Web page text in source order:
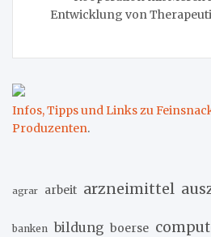
Entwicklung von
Infos, Tipps und Links zu
Produzenten.
agrar arbeit arzneimittel
banken bildung boerse